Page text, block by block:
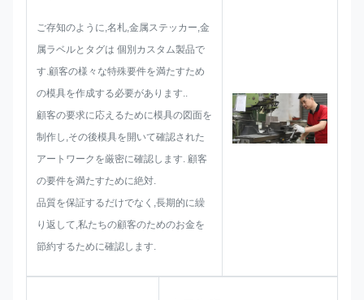
スキルを持っています.
ご存知のように,名札,金属ステッカー,金
属ラベルとタグは 個別カスタム製品で
す.顧客の様々な特殊要件を満たすため
の模具を作成する必要があります..
顧客の要求に応えるために模具の図面を
制作し,その後模具を開いて確認された
アートワークを厳密に確認します. 顧客
の要件を満たすために絶対.
品質を保証するだけでなく,長期的に繰
り返して,私たちの顧客のためのお金を
節約するために確認します.